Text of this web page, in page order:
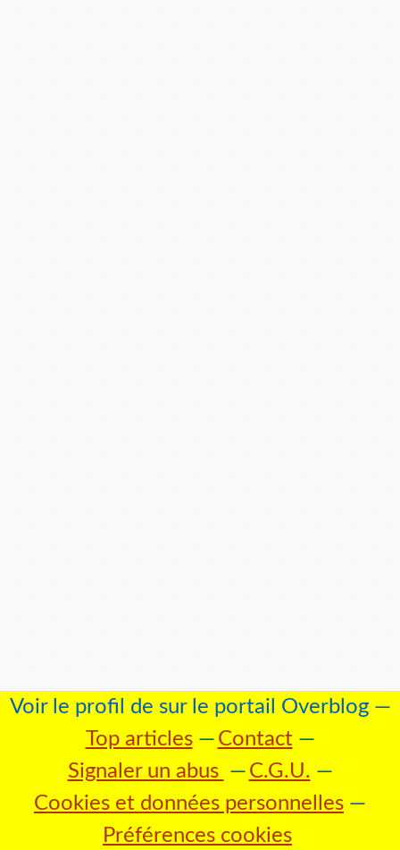
Voir le profil de sur le portail Overblog
Top articles
Contact
Signaler un abus
C.G.U.
Cookies et données personnelles
Préférences cookies